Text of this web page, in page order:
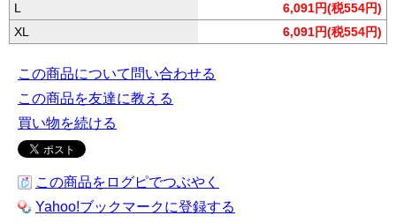
L
6,091円(税554円)
XL
6,091円(税554円)
この商品について問い合わせる
この商品を友達に教える
買い物を続ける
この商品をログピでつぶやく
Yahoo!ブックマークに登録する